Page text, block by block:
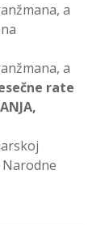
a
a
rate